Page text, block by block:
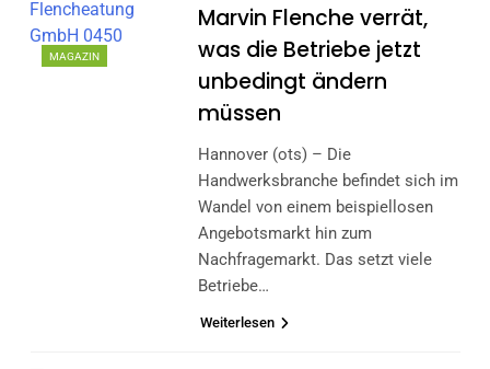
MAGAZIN
Marvin Flenche verrät,
was die Betriebe jetzt
unbedingt ändern
müssen
Hannover (ots) – Die
Handwerksbranche befindet sich im
Wandel von einem beispiellosen
Angebotsmarkt hin zum
Nachfragemarkt. Das setzt viele
Betriebe…
Weiterlesen